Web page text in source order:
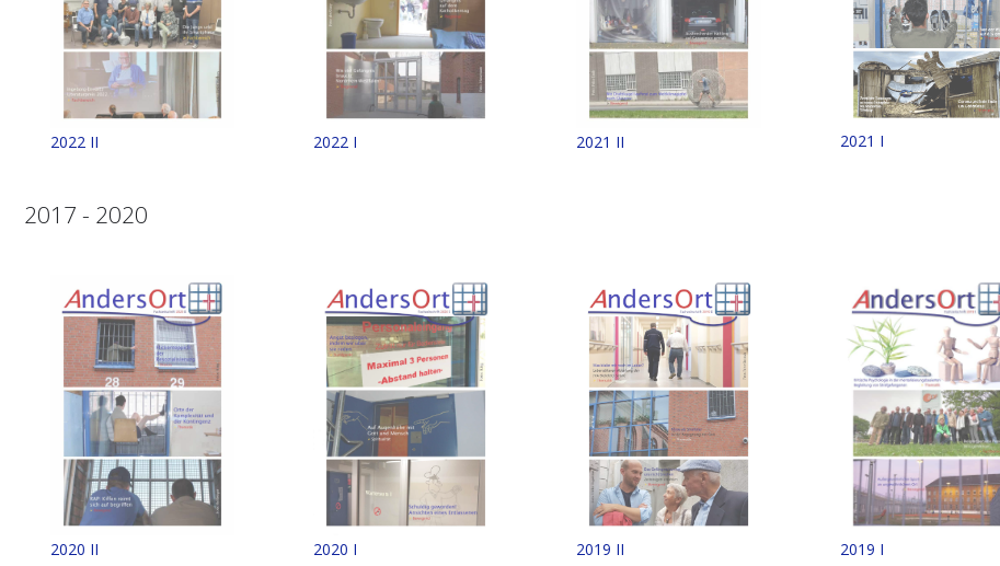
2022 II 2022 I 2021 II 2021 I
2017 - 2020
2020 II 2020 I 2019 II 2019 I